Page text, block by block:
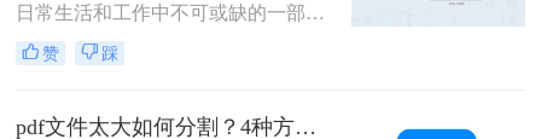
日常生活和工作中不可或缺的一部
分。而PDF文件是最常见和流行的电
子文档格式之一。但有时我们可能会
型的PDF文件拆分成多个小文件，以
赞 踩
pdf文件太大如何分割？4种方法教你如何快速拆分！